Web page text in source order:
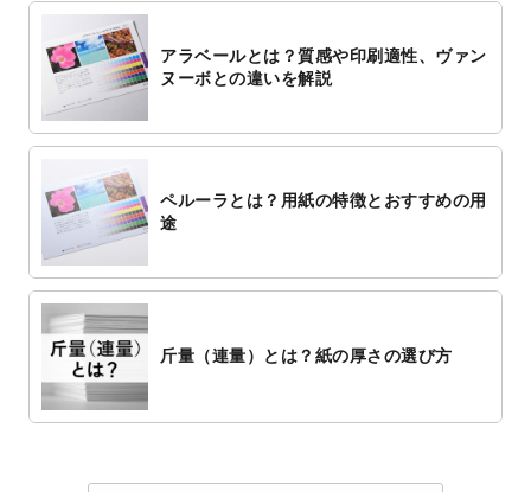
アラベールとは？質感や印刷適性、ヴァン
ヌーボとの違いを解説
ペルーラとは？用紙の特徴とおすすめの用
途
斤量（連量）とは？紙の厚さの選び方